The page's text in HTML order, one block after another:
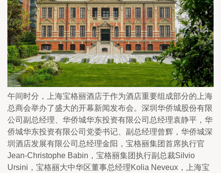
午间时分，上海宝格丽酒店于作为酒店重要组成部分的上海
总商会举办了盛大的开幕新闻发布会。深圳华侨城股份有限
公司副总经理、华侨城华东投资有限公司总经理袁静平，华
侨城华东投资有限公司党委书记、副总经理曾辉，华侨城深
圳酒店发展有限公司总经理金阳，宝格丽集团首席执行官
Jean-Christophe Babin，宝格丽集团执行副总裁Silvio
Ursini，宝格丽大中华区董事总经理Kolia Neveux，上海宝